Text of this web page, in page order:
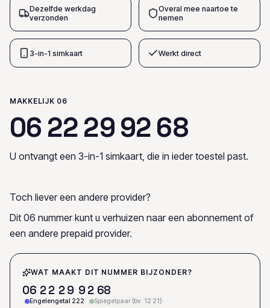
Dezelfde werkdag
verzonden
Overal mee naartoe te
nemen
3-in-1 simkaart Werkt direct
MAKKELIJK 06
06 22299268
U ontvangt een 3-in-1 simkaart, die in ieder toestel past.
Toch liever een andere provider?
Dit 06 nummer kunt u verhuizen naar een abonnement of
een andere prepaid provider.
WAT MAAKT DIT NUMMER BIJZONDER?
06 22 29 9 2 68
Engelengetal 222 Spiegelpaar (bv. 12 21)